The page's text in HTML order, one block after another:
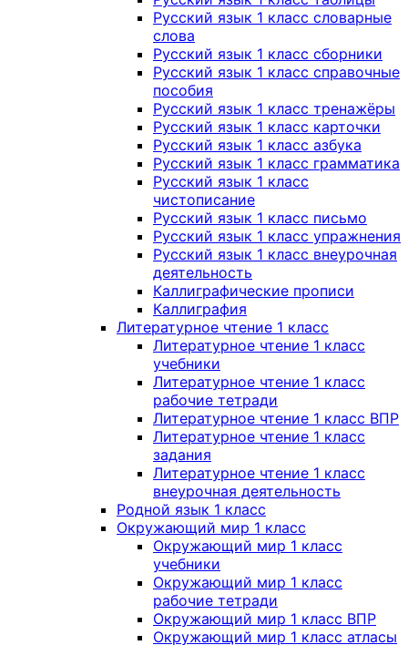
Русский язык 1 класс словарные
слова
Русский язык 1 класс сборники
Русский язык 1 класс справочные
пособия
Русский язык 1 класс тренажёры
Русский язык 1 класс карточки
Русский язык 1 класс азбука
Русский язык 1 класс грамматика
Русский язык 1 класс
чистописание
Русский язык 1 класс письмо
Русский язык 1 класс упражнения
Русский язык 1 класс внеурочная
деятельность
Каллиграфические прописи
Каллиграфия
Литературное чтение 1 класс
Литературное чтение 1 класс
учебники
Литературное чтение 1 класс
рабочие тетради
Литературное чтение 1 класс ВПР
Литературное чтение 1 класс
задания
Литературное чтение 1 класс
внеурочная деятельность
Родной язык 1 класс
Окружающий мир 1 класс
Окружающий мир 1 класс
учебники
Окружающий мир 1 класс
рабочие тетради
Окружающий мир 1 класс ВПР
Окружающий мир 1 класс атласы